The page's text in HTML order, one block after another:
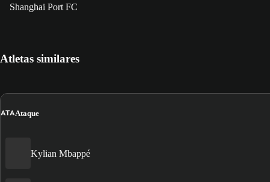
Shanghai Port FC
Atletas similares
ATAAtaque
Kylian Mbappé